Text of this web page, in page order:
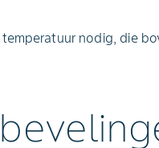
nodig, die